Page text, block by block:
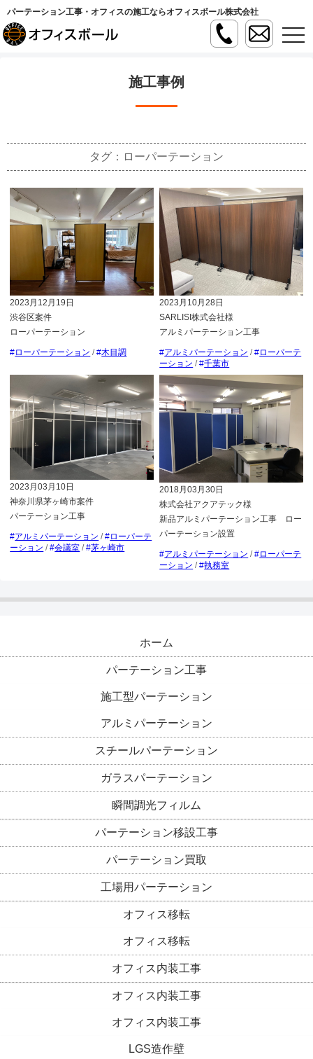
パーテーション工事・オフィスの施工ならオフィスボール株式会社
t
o
i
n
施工事例
タグ：ローパーテーション
2023月12月19日
渋谷区案件
ローパーテーション
ローパーテーション / 木目調
2023月10月28日
SARLISI株式会社様
アルミパーテーション工事
アルミパーテーション /
ローパーテ
ーション / 千葉市
2023月03月10日
神奈川県茅ヶ崎市案件
パーテーション工事
アルミパーテーション /
ローパーテ
ーション / 会議室 / 茅ヶ崎市
2018月03月30日
株式会社アクアテック様
新品アルミパーテーション工事 ロー
パーテーション設置
アルミパーテーション /
ローパーテ
ーション / 執務室
ホーム
パーテーション工事
施工型パーテーション
アルミパーテーション
スチールパーテーション
ガラスパーテーション
瞬間調光フィルム
パーテーション移設工事
パーテーション買取
工場用パーテーション
オフィス移転
オフィス移転
オフィス内装工事
オフィス内装工事
オフィス内装工事
LGS造作壁